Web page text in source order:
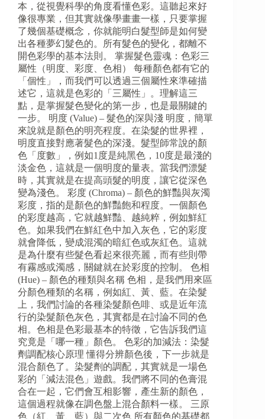
本，從視覺科學的角度看懂色彩。這聽起來好
像很專業，但其實就像學畫畫一樣，只要掌握
了幾個基礎概念，你就能明白髮型師是如何變
出各種夢幻髮色的。所有髮色的變化，都離不
開色彩學的基本法則。 掌握髮色靈魂：色彩三
屬性（明度、彩度、色相） 每種顏色都有它的
「個性」，而我們可以透過三個屬性來準確描
述它，這就是色彩的「三屬性」。理解這三
點，是掌握髮色變化的第一步，也是最關鍵的
一步。 明度 (Value) – 髮色的深與淺 明度，簡單
來說就是顏色的明亮程度。在染髮的世界裡，
明度直接對應著髮色的深淺。髮型師常說的顏
色「度數」，例如1度是純黑色，10度是最淺的
淡金色，這就是一個明度的量表。當我們漂髮
時，其實就是在提高頭髮的明度，讓它從深色
變為淺色。 彩度 (Chroma) – 顏色的鮮豔與灰濁
彩度，指的是顏色的鮮豔飽和程度。一個顏色
的彩度越高，它就越鮮豔、越純粹，例如鮮紅
色。如果我們在鮮紅色中加入灰色，它的彩度
就會降低，變成混濁的暗紅色或灰紅色。這就
是為什麼有些髮色看起來很亮麗，而有些則帶
有霧感或濁感，關鍵就在於彩度的控制。 色相
(Hue) – 顏色的種類與名稱 色相，是我們用來區
分顏色種類的名稱，例如紅、黃、藍。在染髮
上，我們討論的各種染髮顏色啡、或是近年流
行的染髮顏色灰色，其實都是在討論不同的色
相。色相是色彩最基本的特徵，它告訴我們這
究竟是「哪一種」顏色。 色彩的加減法：染髮
劑調配核心原理 懂得分辨顏色後，下一步就是
混合顏色了。染髮劑的調配，其實就是一場色
彩的「減法混色」遊戲。我們將不同的色膏混
合在一起，它們會互相影響，產生新的顏色，
這個過程就像在調色盤上混合顏料一樣。 三原
色（紅、黃、藍）與二次色 所有顏色的基礎都